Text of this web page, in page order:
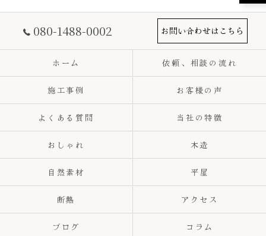
080-1488-0002 お問い合わせはこちら
ホーム 依頼、相談の流れ
施工事例 お客様の声
よくある質問 当社の特徴
おしゃれ 木造
自然素材 平屋
断熱 アクセス
ブログ コラム